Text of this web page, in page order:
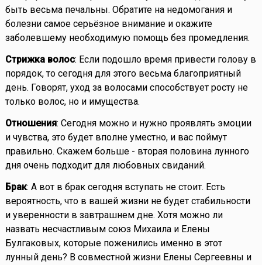
быть весьма печальны. Обратите на недомогания и
болезни самое серьёзное внимание и окажите
заболевшему необходимую помощь без промедления.
Стрижка волос: Если подошло время привести голову в
порядок, то сегодня для этого весьма благоприятный
день. Говорят, уход за волосами способствует росту не
только волос, но и имущества.
Отношения: Сегодня можно и нужно проявлять эмоции
и чувства, это будет вполне уместно, и вас поймут
правильно. Скажем больше - вторая половина лунного
дня очень подходит для любовных свиданий.
Брак: А вот в брак сегодня вступать не стоит. Есть
вероятность, что в вашей жизни не будет стабильности
и уверенности в завтрашнем дне. Хотя можно ли
назвать несчастливым союз Михаила и Елены
Булгаковых, которые поженились именно в этот
лунный день? В совместной жизни Елены Сергеевны и